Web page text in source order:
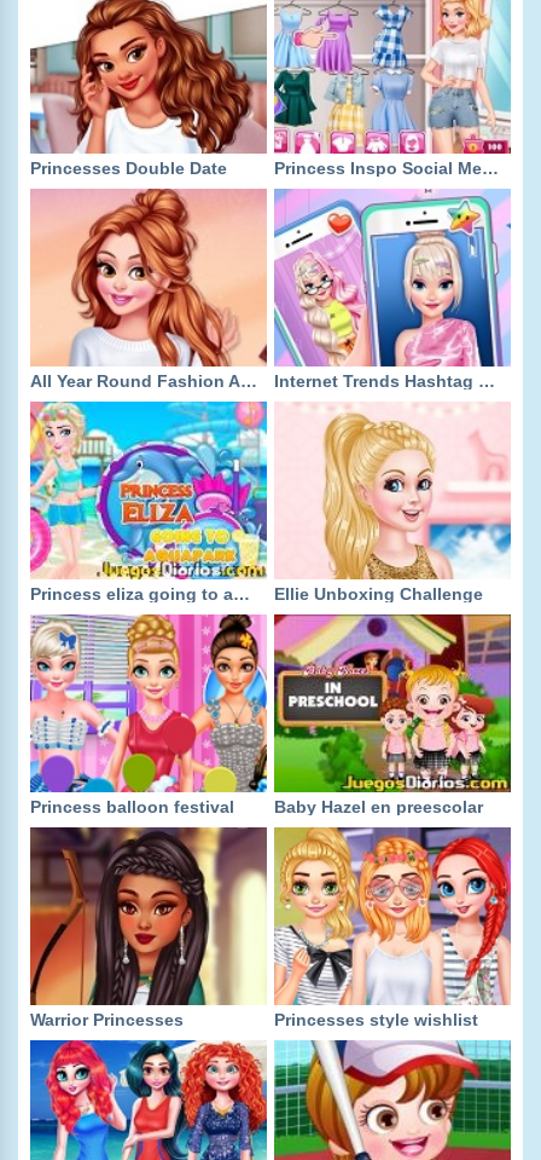
Princesses Double Date Princess Inspo Social Media Adventure
All Year Round Fashion Addict Belle Internet Trends Hashtag Challenge
Princess eliza going to aquapark Ellie Unboxing Challenge
Princess balloon festival Baby Hazel en preescolar
Warrior Princesses Princesses style wishlist